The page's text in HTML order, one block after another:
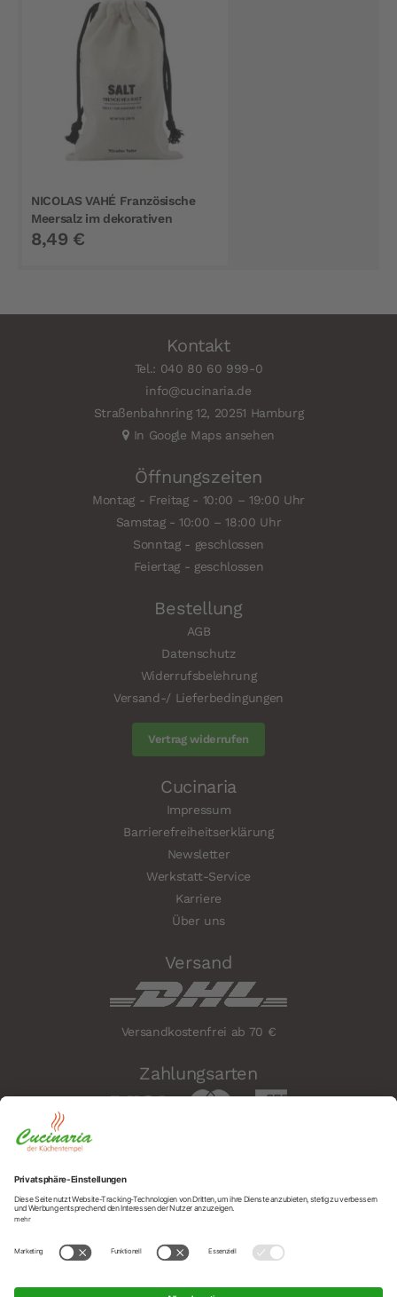
NICOLAS VAHÉ Französische
Meersalz im dekorativen
Stoffbeutel 250 g
8,49 €
Kontakt
Tel.: 040 80 60 999-0
info@cucinaria.de
Straßenbahnring 12, 20251 Hamburg
In Google Maps ansehen
Öffnungszeiten
Montag - Freitag - 10:00 – 19:00 Uhr
Samstag - 10:00 – 18:00 Uhr
Sonntag - geschlossen
Feiertag - geschlossen
Bestellung
AGB
Datenschutz
Widerrufsbelehrung
Versand-/ Lieferbedingungen
Vertrag widerrufen
Cucinaria
Impressum
Barrierefreiheitserklärung
Newsletter
Werkstatt-Service
Karriere
Über uns
Versand
Versandkostenfrei ab 70 €
Zahlungsarten
Sicherheit